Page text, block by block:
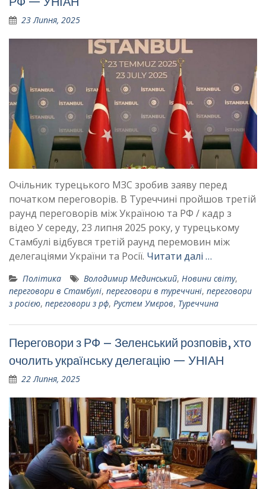
23 Липня, 2025
Очільник турецького МЗС зробив заяву перед
початком переговорів. В Туреччині пройшов третій
раунд переговорів між Україною та РФ / кадр з
відео У середу, 23 липня 2025 року, у турецькому
Стамбулі відбувся третій раунд перемовин між
делегаціями України та Росії. Читати далі …
Політика Володимир Мединський, Новини світу,
переговори в Стамбулі, переговори в туреччині, переговори
з росією, переговори з рф, Рустем Умєров, Туреччина
Переговори з РФ – Зеленський розповів, хто
очолить українську делегацію — УНІАН
22 Липня, 2025